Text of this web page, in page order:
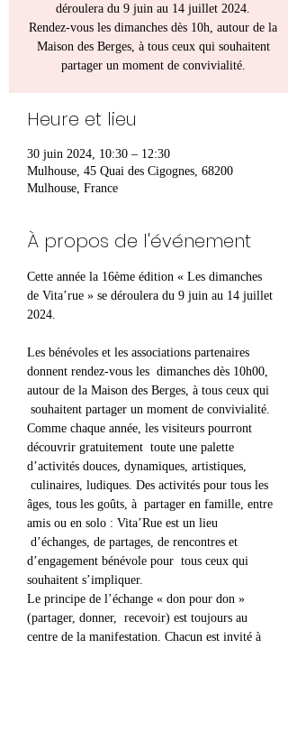
déroulera du 9 juin au 14 juillet 2024.
Rendez-vous les dimanches dès 10h, autour de la
Maison des Berges, à tous ceux qui souhaitent
partager un moment de convivialité.
Heure et lieu
30 juin 2024, 10:30 – 12:30
Mulhouse, 45 Quai des Cigognes, 68200
Mulhouse, France
À propos de l'événement
Cette année la 16ème édition « Les dimanches
de Vita’rue » se déroulera du 9 juin au 14 juillet
Les bénévoles et les associations partenaires
donnent rendez-vous les  dimanches dès 10h00,
autour de la Maison des Berges, à tous ceux qui
souhaitent partager un moment de convivialité.
Comme chaque année, les visiteurs pourront
découvrir gratuitement  toute une palette
d’activités douces, dynamiques, artistiques,
culinaires, ludiques. Des activités pour tous les
âges, tous les goûts, à  partager en famille, entre
amis ou en solo : Vita’Rue est un lieu
d’échanges, de partages, de rencontres et
d’engagement bénévole pour  tous ceux qui
souhaitent s’impliquer.
Le principe de l’échange « don pour don »
(partager, donner,  recevoir) est toujours au
centre de la manifestation. Chacun est invité à